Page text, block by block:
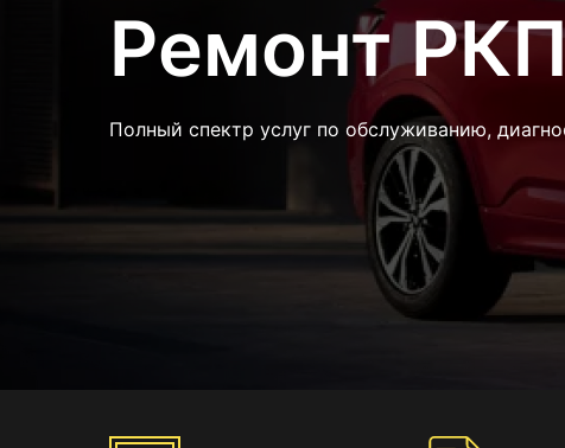
Ремонт
Полный спектр услуг по обслуживанию,